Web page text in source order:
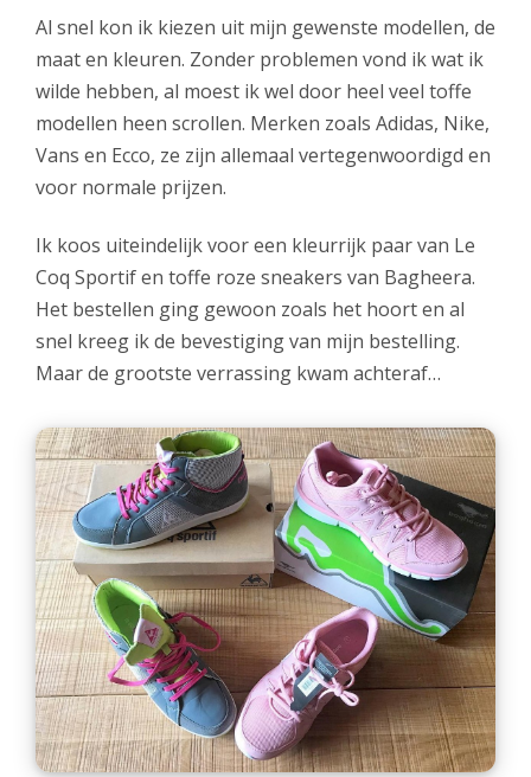
Al snel kon ik kiezen uit mijn gewenste modellen, de
maat en kleuren. Zonder problemen vond ik wat ik
wilde hebben, al moest ik wel door heel veel toffe
modellen heen scrollen. Merken zoals Adidas, Nike,
Vans en Ecco, ze zijn allemaal vertegenwoordigd en
voor normale prijzen.
Ik koos uiteindelijk voor een kleurrijk paar van Le
Coq Sportif en toffe roze sneakers van Bagheera.
Het bestellen ging gewoon zoals het hoort en al
snel kreeg ik de bevestiging van mijn bestelling.
Maar de grootste verrassing kwam achteraf…